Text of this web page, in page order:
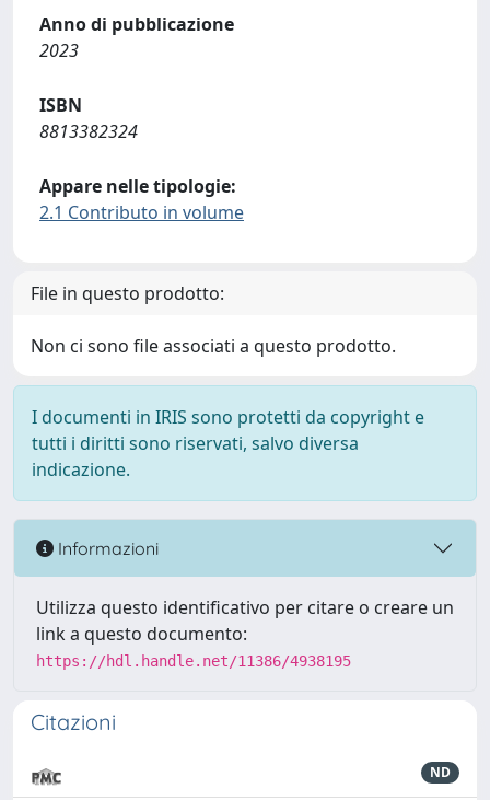
Anno di pubblicazione
2023
ISBN
8813382324
Appare nelle tipologie:
2.1 Contributo in volume
File in questo prodotto:
Non ci sono file associati a questo prodotto.
I documenti in IRIS sono protetti da copyright e
tutti i diritti sono riservati, salvo diversa
indicazione.
Informazioni
Utilizza questo identificativo per citare o creare un
link a questo documento:
https://hdl.handle.net/11386/4938195
Citazioni
ND